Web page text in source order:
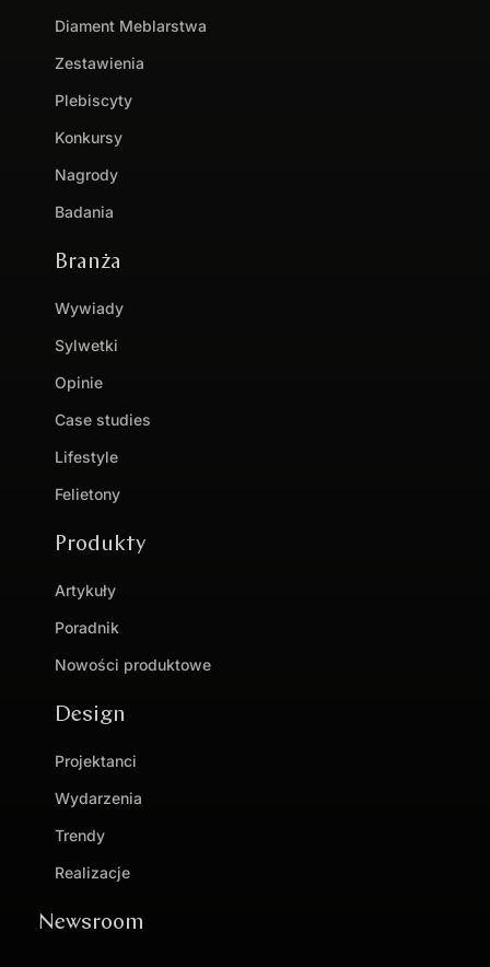
Diament Meblarstwa
Zestawienia
Plebiscyty
Konkursy
Nagrody
Badania
Branża
Wywiady
Sylwetki
Opinie
Case studies
Lifestyle
Felietony
Produkty
Artykuły
Poradnik
Nowości produktowe
Design
Projektanci
Wydarzenia
Trendy
Realizacje
Newsroom